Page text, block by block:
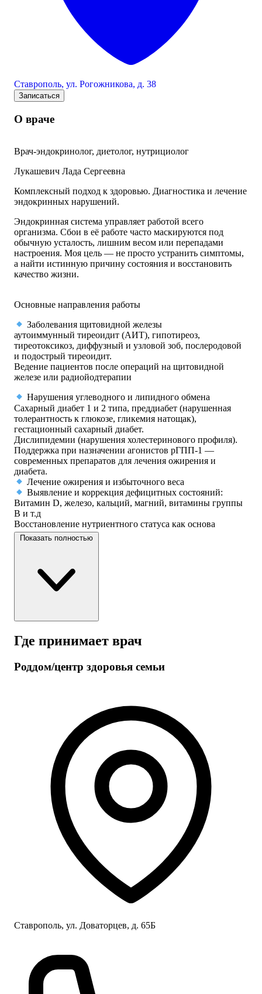
Ставрополь, ул. Рогожникова, д. 38
Записаться
О враче
Врач-эндокринолог, диетолог, нутрициолог
Лукашевич Лада Сергеевна
Комплексный подход к здоровью. Диагностика и лечение
эндокринных нарушений.
Эндокринная система управляет работой всего
организма. Сбои в её работе часто маскируются под
обычную усталость, лишним весом или перепадами
настроения. Моя цель — не просто устранить симптомы,
а найти истинную причину состояния и восстановить
качество жизни.
Основные направления работы
Заболевания щитовидной железы
аутоиммунный тиреоидит (АИТ), гипотиреоз,
тиреотоксикоз, диффузный и узловой зоб, послеродовой
и подострый тиреоидит.
Ведение пациентов после операций на щитовидной
железе или радиойодтерапии
Нарушения углеводного и липидного обмена
Сахарный диабет 1 и 2 типа, преддиабет (нарушенная
толерантность к глюкозе, гликемия натощак),
гестационный сахарный диабет.
Дислипидемии (нарушения холестеринового профиля).
Поддержка при назначении агонистов рГПП-1 —
современных препаратов для лечения ожирения и
диабета.
Лечение ожирения и избыточного веса
Выявление и коррекция дефицитных состояний:
Витамин D, железо, кальций, магний, витамины группы
B и т.д
Восстановление нутриентного статуса как основа
здоровья.
Синдром поликистозных яичников (СПКЯ),
гиперпролактинемия, гирсутизм.
Планирование беременности, женское и мужское
Остеопороз, остеопения, гипер- и гипопаратиреоз.
Обследование гипофиза и надпочечников
Исключение гормонально-активных образований
(болезнь и синдром Иценко-Кушинга, пролактинома,
Почему вам стоит записаться на приём?
Двойная компетенция. Я эндокринолог и диетолог
-это позволяет не только назначить правильную
медикаментозную терапию, но и сразу скорректировать
Доказательный подход. Работаю по международным
клиническим рекомендациям. Исключаю
необоснованные назначения.
Как проходит приём
1. Детальный разбор. Сбор анамнеза, анализ жалоб и
образа жизни.
2. Точная диагностика. Назначение только необходимых
анализов и исследований.
3. Разработка стратегии. Составление плана лечения,
питания и коррекции дефицитов.
4. Сопровождение. Динамическое наблюдение и
корректировка терапии под ваш результат.
Ваша безопасность, комфорт и долгосрочный результат-
главный приоритет.
Показать полностью
Где принимает врач
Роддом/центр здоровья семьи
Ставрополь, ул. Доваторцев, д. 65Б